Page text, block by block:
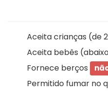
Aceita crianças (de
Aceita bebês
Fornece berços
Permitido fumar no